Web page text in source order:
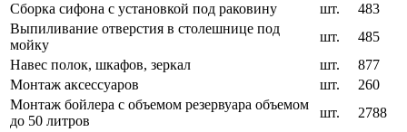
Сборка сифона с установкой под раковину
шт.
483
Выпиливание отверстия в столешнице под
мойку
шт.
485
Навес полок, шкафов, зеркал
шт.
877
Монтаж аксессуаров
шт.
260
Монтаж бойлера с объемом резервуара объемом
до 50 литров
шт.
2788